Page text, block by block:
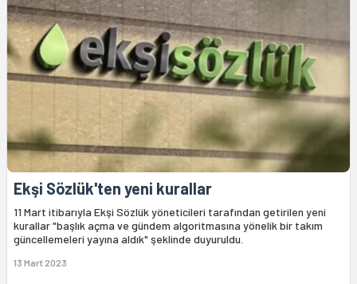
Ekşi Sözlük'ten yeni kurallar
11 Mart itibarıyla Ekşi Sözlük yöneticileri tarafından getirilen yeni
kurallar "başlık açma ve gündem algoritmasına yönelik bir takım
güncellemeleri yayına aldık" şeklinde duyuruldu.
13 Mart 2023